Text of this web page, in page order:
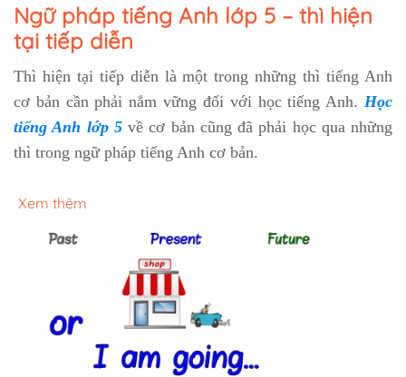
Ngữ pháp tiếng Anh lớp 5 – thì hiện
tại tiếp diễn
Thì hiện tại tiếp diễn là một trong những thì tiếng Anh
cơ bản cần phải nắm vững đối với học tiếng Anh. Học
tiếng Anh lớp 5về cơ bản cũng đã phải học qua những
thì trong ngữ pháp tiếng Anh cơ bản.
Xem thêm